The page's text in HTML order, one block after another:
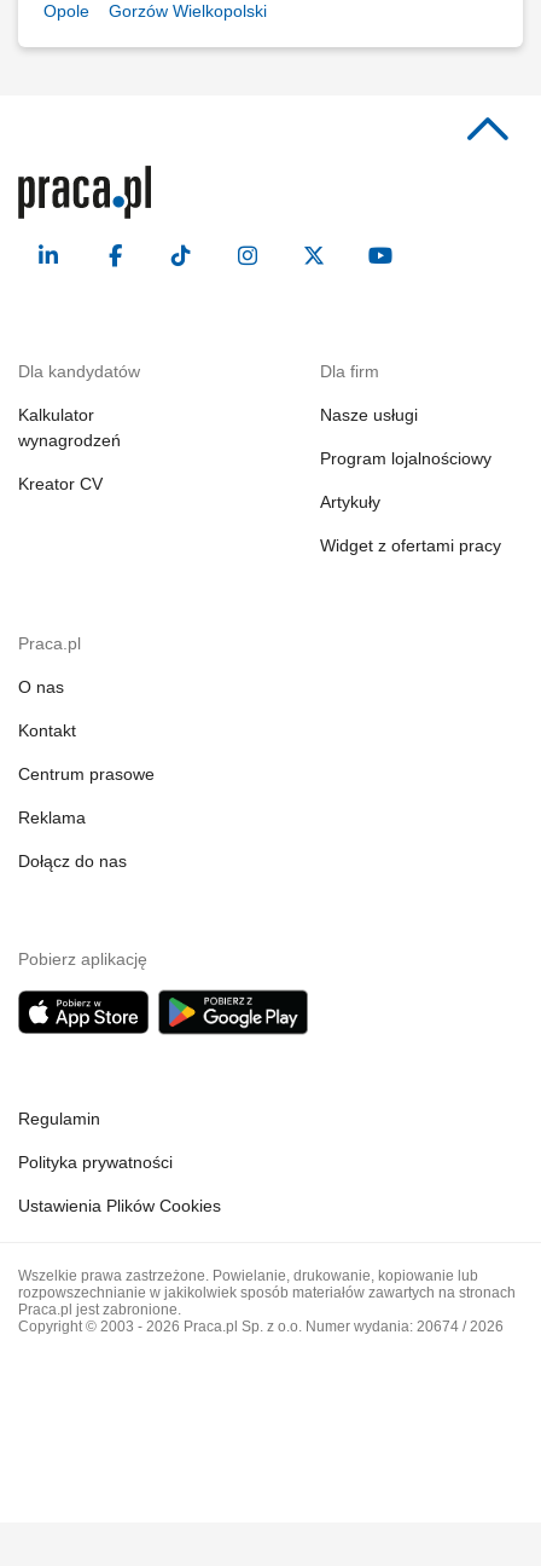
Opole Gorzów Wielkopolski
Dla kandydatów
Kalkulator
wynagrodzeń
Kreator CV
Dla firm
Nasze usługi
Program lojalnościowy
Artykuły
Widget z ofertami pracy
Praca.pl
O nas
Kontakt
Centrum prasowe
Reklama
Dołącz do nas
Pobierz aplikację
Regulamin
Polityka prywatności
Ustawienia Plików Cookies
Wszelkie prawa zastrzeżone. Powielanie, drukowanie, kopiowanie lub
rozpowszechnianie w jakikolwiek sposób materiałów zawartych na stronach
Praca.pl jest zabronione.
Copyright © 2003 - 2026 Praca.pl Sp. z o.o. Numer wydania: 20674 / 2026